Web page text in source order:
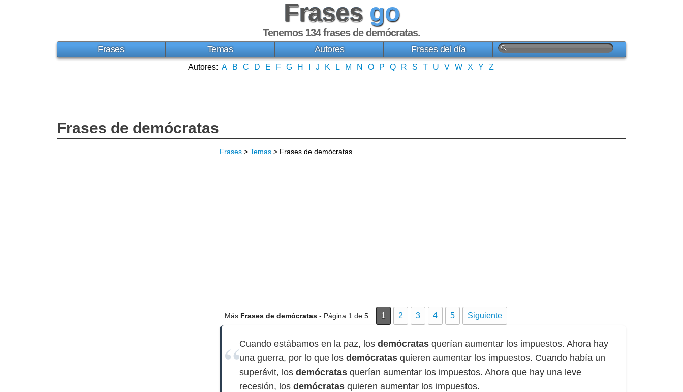
Frases go
Tenemos 134frases de demócratas.
Frases Temas Autores Frases del día
Autores: A B C D E F G H J K L M N O P Q R S T U V W X Y Z
Frases de demócratas
Frases > Temas > Frases de demócratas
Más Frases de demócratas - Página 1 de 5 1 2 3 4 5 Siguiente
Cuando estábamos en la paz, los demócratas querían aumentar los impuestos. Ahora hay
una guerra, por lo que los demócratas quieren aumentar los impuestos. Cuando había un
superávit, los demócratas querían aumentar los impuestos. Ahora que hay una leve
recesión, los demócratas quieren aumentar los impuestos.